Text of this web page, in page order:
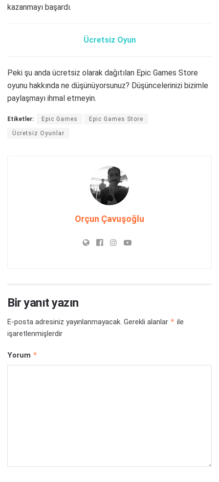
kazanmayı başardı.
Ücretsiz Oyun
Peki şu anda ücretsiz olarak dağıtılan Epic Games Store
oyunu hakkında ne düşünüyorsunuz? Düşüncelerinizi bizimle
paylaşmayı ihmal etmeyin.
Etiketler: Epic Games Epic Games Store
Ücretsiz Oyunlar
Orçun Çavuşoğlu
Bir yanıt yazın
E-posta adresiniz yayınlanmayacak. Gerekli alanlar * ile
işaretlenmişlerdir
Yorum *